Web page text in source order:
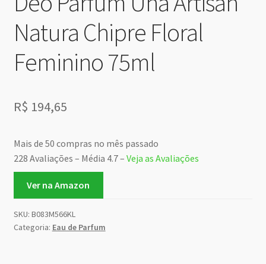
Natura Chipre Floral
Feminino 75ml
R$ 194,65
Mais de 50 compras no mês passado
228 Avaliações – Média 4.7 – Veja as Avaliações
Ver na Amazon
SKU: B083M566KL
Categoria: Eau de Parfum